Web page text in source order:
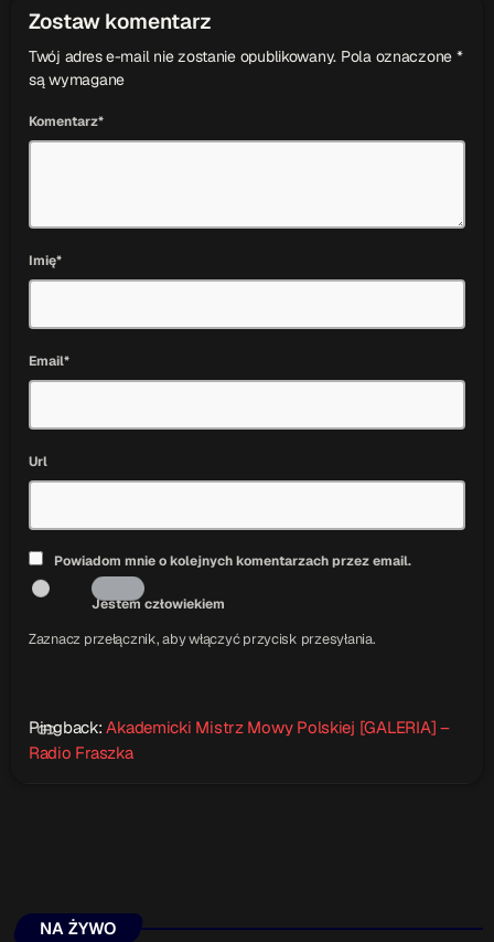
Zostaw komentarz
Twój adres e-mail nie zostanie opublikowany. Pola oznaczone *
są wymagane
Komentarz*
Imię*
Email*
Url
Powiadom mnie o kolejnych komentarzach przez email.
Jestem człowiekiem
Zaznacz przełącznik, aby włączyć przycisk przesyłania.
link
Pingback:Akademicki Mistrz Mowy Polskiej [GALERIA] –
Radio Fraszka
NA ŻYWO